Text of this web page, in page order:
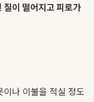
질이 떨어지고 피로가
이나 이불을 적실 정도